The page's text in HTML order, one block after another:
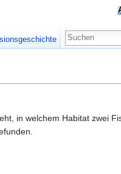
in welchem Habitat zwei